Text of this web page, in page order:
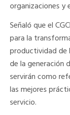
organizaciones y
Señaló que el
para la
productividad de
de la generación
servirán como
las mejores
servicio.